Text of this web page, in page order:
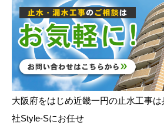
大阪府をはじめ近畿一円の止水工事
社Style-Sにお任せ